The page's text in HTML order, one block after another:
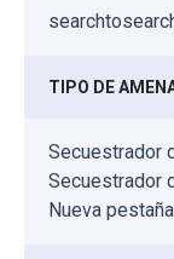
TIPO DE
Secuestrador
Secuestrador
Nueva